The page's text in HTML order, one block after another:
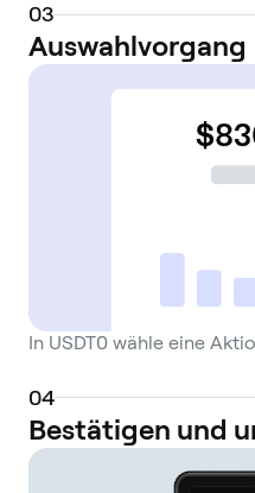
03
Auswahlvorgang
In USDT0 wähle eine
04
Bestätigen und